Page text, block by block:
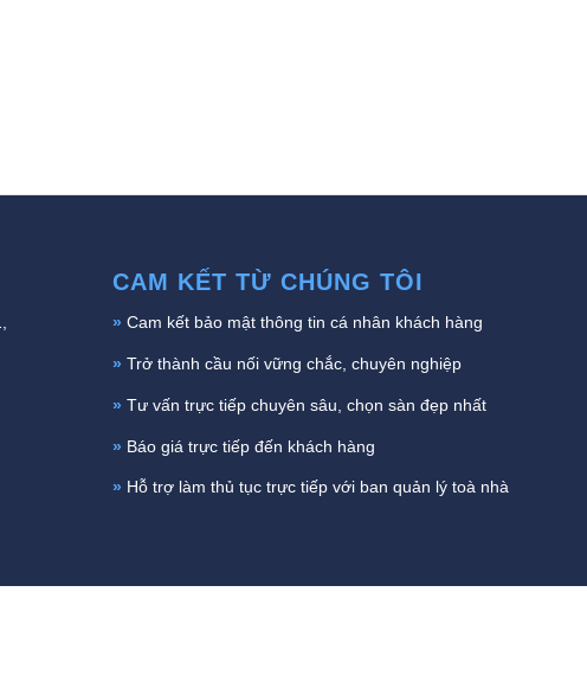
CAM KẾT TỪ CHÚNG TÔI
» Cam kết bảo mật thông tin cá nhân khách hàng
» Trở thành cầu nối vững chắc, chuyên nghiệp
» Tư vấn trực tiếp chuyên sâu, chọn sàn đẹp nhất
» Báo giá trực tiếp đến khách hàng
» Hỗ trợ làm thủ tục trực tiếp với ban quản lý toà nhà